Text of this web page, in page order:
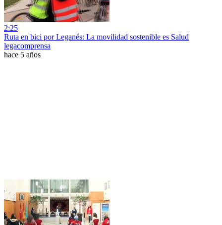
2:25
Ruta en bici por Leganés: La movilidad sostenible es Salud
legacomprensa
hace 5 años